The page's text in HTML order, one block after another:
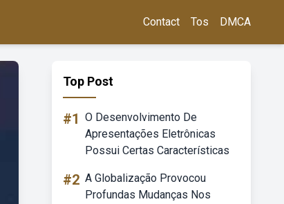
Contact Tos DMCA
Top Post
#1 O Desenvolvimento De
Apresentações Eletrônicas
Possui Certas Características
#2 A Globalização Provocou
Profundas Mudanças Nos